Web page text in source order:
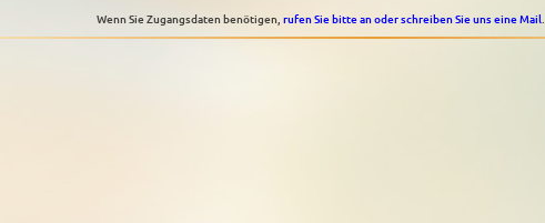
Wenn Sie Zugangsdaten benötigen, rufen Sie bitte an oder schreiben Sie uns eine Mail.